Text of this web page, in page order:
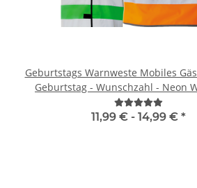
Geburtstags Warnweste Mobiles
Geburtstag - Wunschzahl - Neon
11,99 € - 14,99 € *